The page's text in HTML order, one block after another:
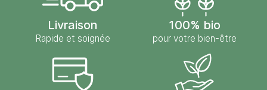
Livraison
Rapide et soignée
100% bio
pour votre bien-être